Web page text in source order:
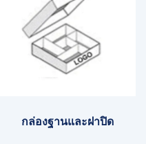
กล่องฐานและฝาปิด